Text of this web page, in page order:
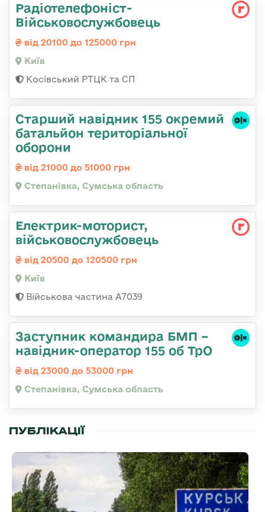
Радіотелефоніст-
Військовослужбовець
від 20100 до 125000 грн
Київ
Косівський РТЦК та СП
Старший навідник 155 окремий
батальйон територіальної
оборони
від 21000 до 51000 грн
Степанівка, Сумська область
Електрик-моторист,
військовослужбовець
від 20500 до 120500 грн
Київ
Військова частина А7039
Заступник командира БМП –
навідник-оператор 155 об ТрО
від 23000 до 53000 грн
Степанівка, Сумська область
ПУБЛІКАЦІЇ